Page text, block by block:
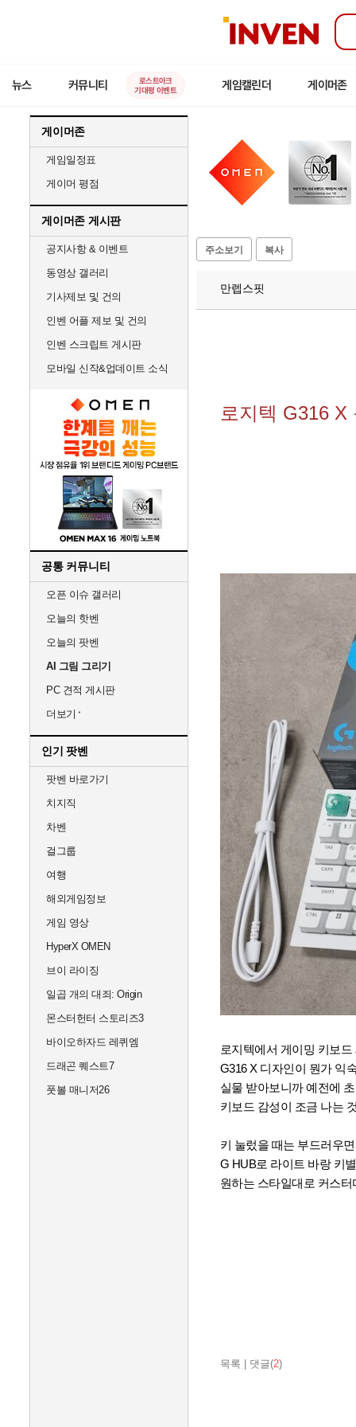
인
뉴스 커뮤니티
로스트아크
기대평 이벤트
게임캘린더 게이머존
게이머존
게임일정표
게이머 평점
게이머존 게시판
공지사항 & 이벤트
동영상 갤러리
기사제보 및 건의
인벤 어플 제보 및 건의
인벤 스크립트 게시판
모바일 신작&업데이트 소식
공통 커뮤니티
오픈 이슈 갤러리
오늘의 핫벤
오늘의 팟벤
AI 그림 그리기
PC 견적 게시판
더보기
인기 팟벤
팟벤 바로가기
치지직
차벤
걸그룹
여행
해외게임정보
게임 영상
HyperX OMEN
브이 라이징
일곱 개의 대죄: Origin
몬스터헌터 스토리즈3
바이오하자드 레퀴엠
드래곤 퀘스트7
풋볼 매니저26
주소보기 복사
만렙스핏
로지텍 G316 X
로지텍에서 게이밍 키보
G316 X 디자인이 뭔가 익
실물 받아보니까 예전에
키보드 감성이 조금 나는
키 눌렀을 때는 부드러우
G HUB로 라이트 바랑 키
원하는 스타일대로 커스
목록 댓글(2)